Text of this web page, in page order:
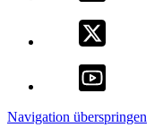
Navigation überspringen